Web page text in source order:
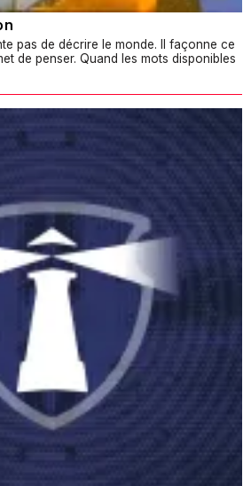
pas de décrire le monde. Il façonne ce
de penser. Quand les mots disponibles